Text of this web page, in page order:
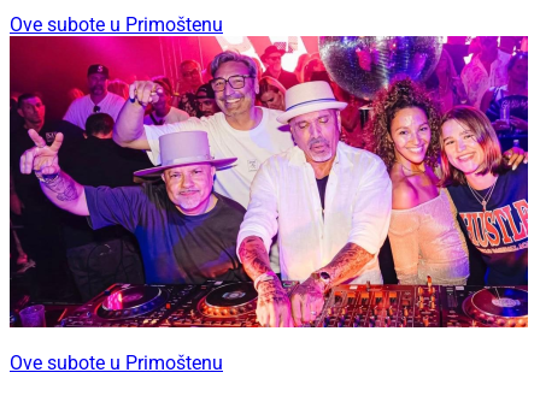
Ove subote u Primoštenu
Ove subote u Primoštenu